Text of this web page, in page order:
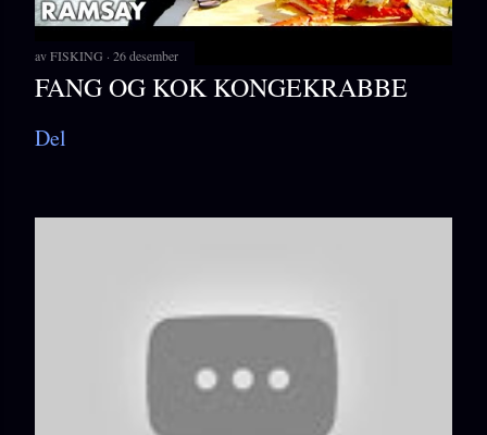
avFISKING 26 desember
FANG OG KOK KONGEKRABBE
Del